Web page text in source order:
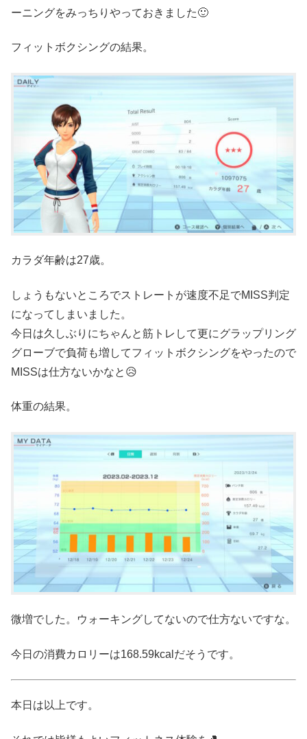
ーニングをみっちりやっておきました🙂
フィットボクシングの結果。
カラダ年齢は27歳。
しょうもないところでストレートが速度不足でMISS判定
になってしまいました。
今日は久しぶりにちゃんと筋トレして更にグラップリング
グローブで負荷も増してフィットボクシングをやったので
MISSは仕方ないかなと😥
体重の結果。
微増でした。ウォーキングしてないので仕方ないですな。
今日の消費カロリーは168.59kcalだそうです。
本日は以上です。